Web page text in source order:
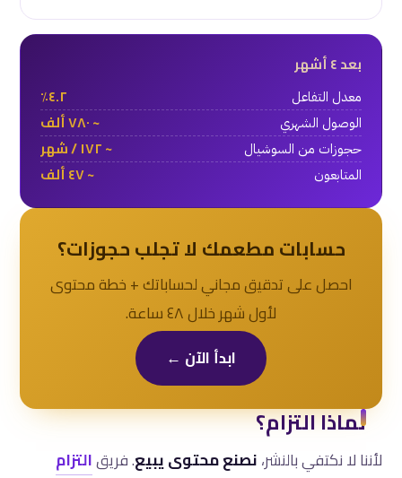
بعد ٤ أشهر
معدل التفاعل ٤.٢٪
الوصول الشهري ~ ٧٨٠ ألف
حجوزات من السوشيال ~ ١٧٢ / شهر
المتابعون ~ ٤٧ ألف
حسابات مطعمك لا تجلب حجوزات؟
احصل على تدقيق مجاني لحساباتك + خطة محتوى
لأول شهر خلال ٤٨ ساعة.
ابدأ الآن ←
لماذا التزام؟
لأننا لا نكتفي بالنشر،نصنع محتوى يبيع. فريقالتزام